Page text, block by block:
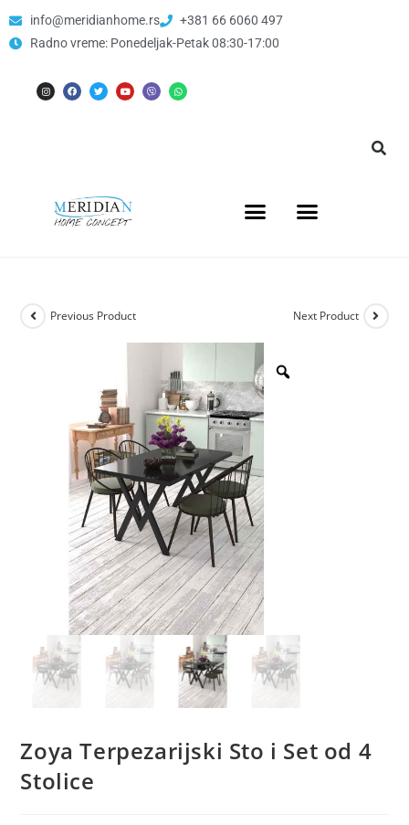
info@meridianhome.rs
+381 66 6060 497
Radno vreme: Ponedeljak-Petak 08:30-17:00
Previous Product Next Product
Zoya Terpezarijski Sto i Set od 4
Stolice